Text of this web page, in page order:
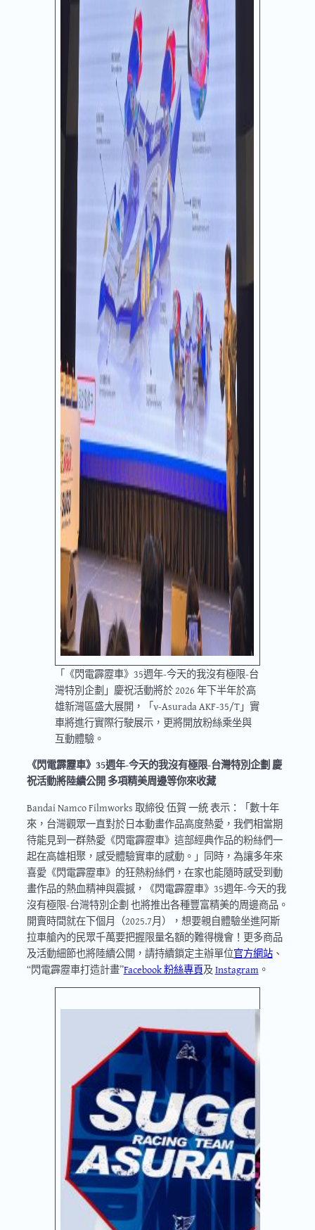
「《閃電霹靂車》35週年-今天的我沒有極限-台
灣特別企劃」慶祝活動將於 2026 年下半年於高
雄新灣區盛大展開，「ν-Asurada AKF-35/T」實
車將進行實際行駛展示，更將開放粉絲乘坐與
互動體驗。
《閃電霹靂車》35週年-今天的我沒有極限-台灣特別企劃 慶
祝活動將陸續公開 多項精美周邊等你來收藏
Bandai Namco Filmworks 取締役 伍賀 一統 表示：「數十年
來，台灣觀眾一直對於日本動畫作品高度熱愛，我們相當期
待能見到一群熱愛《閃電霹靂車》這部經典作品的粉絲們一
起在高雄相聚，感受體驗實車的感動。」同時，為讓多年來
喜愛《閃電霹靂車》的狂熱粉絲們，在家也能隨時感受到動
畫作品的熱血精神與震撼，《閃電霹靂車》35週年-今天的我
沒有極限-台灣特別企劃 也將推出各種豐富精美的周邊商品。
開賣時間就在下個月（2025.7月），想要親自體驗坐進阿斯
拉車艙內的民眾千萬要把握限量名額的難得機會！更多商品
及活動細節也將陸續公開，請持續鎖定主辦單位官方網站、
“閃電霹靂車打造計畫”Facebook 粉絲專頁及Instagram。